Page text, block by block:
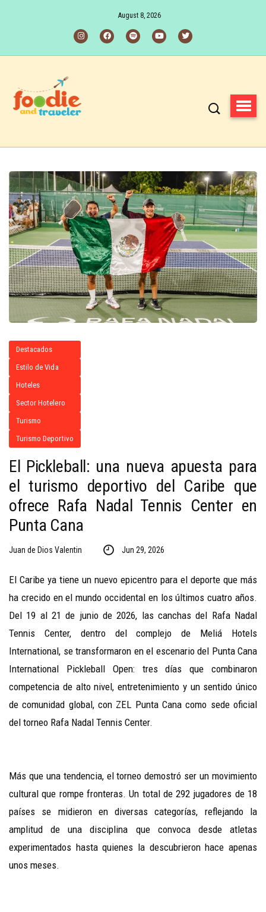
August 8, 2026
Destacados
Estilo de Vida
Hoteles
Sector Hotelero
Turismo
Turismo Deportivo
El Pickleball: una nueva apuesta para
el turismo deportivo del Caribe que
ofrece Rafa Nadal Tennis Center en
Punta Cana
Juan de Dios Valentin Jun 29, 2026
El Caribe ya tiene un nuevo epicentro para el deporte que más
ha crecido en el mundo occidental en los últimos cuatro años.
Del 19 al 21 de junio de 2026, las canchas del Rafa Nadal
Tennis Center, dentro del complejo de Meliá Hotels
International, se transformaron en el escenario del Punta Cana
International Pickleball Open: tres días que combinaron
competencia de alto nivel, entretenimiento y un sentido único
de comunidad global, con ZEL Punta Cana como sede oficial
del torneo Rafa Nadal Tennis Center.
Más que una tendencia, el torneo demostró ser un movimiento
cultural que rompe fronteras. Un total de 292 jugadores de 18
países se midieron en diversas categorías, reflejando la
amplitud de una disciplina que convoca desde atletas
experimentados hasta quienes la descubrieron hace apenas
unos meses.